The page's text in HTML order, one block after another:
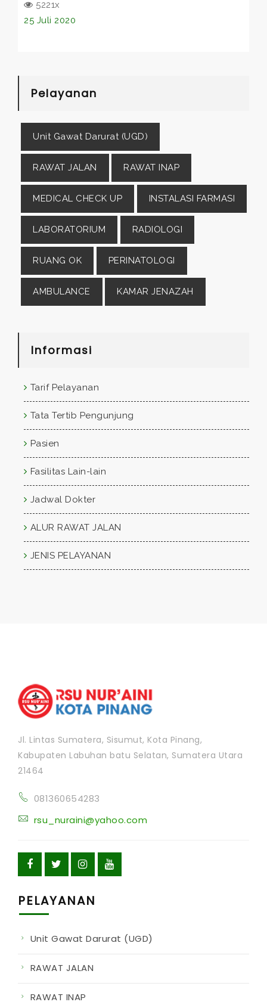
5221x
25 Juli 2020
Pelayanan
Unit Gawat Darurat (UGD)
RAWAT JALAN RAWAT INAP
MEDICAL CHECK UP INSTALASI FARMASI
LABORATORIUM RADIOLOGI
RUANG OK PERINATOLOGI
AMBULANCE KAMAR JENAZAH
Informasi
Tarif Pelayanan
Tata Tertib Pengunjung
Pasien
Fasilitas Lain-lain
Jadwal Dokter
ALUR RAWAT JALAN
JENIS PELAYANAN
Jl. Lintas Sumatera, Sisumut, Kota Pinang,
Kabupaten Labuhan batu Selatan, Sumatera Utara
21464
081360654283
rsu_nuraini@yahoo.com
PELAYANAN
Unit Gawat Darurat (UGD)
RAWAT JALAN
RAWAT INAP